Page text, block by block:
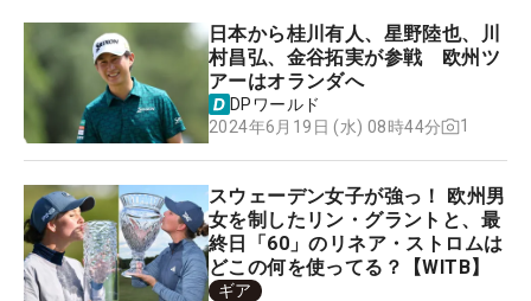
日本から桂川有人、星野陸也、川
村昌弘、金谷拓実が参戦 欧州ツ
アーはオランダへ
DPワールド
2024年6月19日 (水) 08時44分
1
スウェーデン女子が強っ！ 欧州男
女を制したリン・グラントと、最
終日「60」のリネア・ストロムは
どこの何を使ってる？【WITB】
ギア